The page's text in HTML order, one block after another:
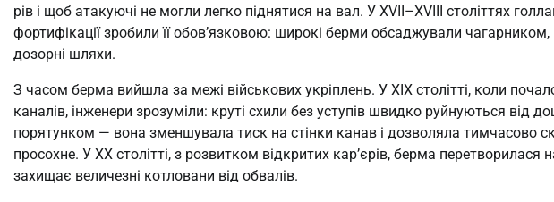
рів і щоб атакуючі не могли легко піднятися на вал. У XVII–XVIII століттях
фортифікації зробили її обов’язковою: широкі берми обсаджували
дозорні шляхи.
З часом берма вийшла за межі військових укріплень. У XIX столітті, коли
каналів, інженери зрозуміли: круті схили без уступів швидко руйнуються від
порятунком — вона зменшувала тиск на стінки канав і дозволяла тимчасово
просохне. У XX столітті, з розвитком відкритих кар’єрів, берма перетворилася
захищає величезні котловани від обвалів.